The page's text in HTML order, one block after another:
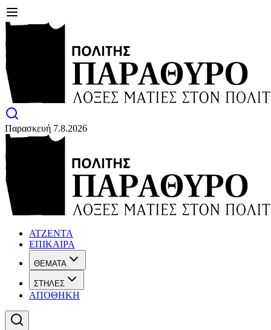
Παρασκευή 7.8.2026
ΑΤΖΕΝΤΑ
ΕΠΙΚΑΙΡΑ
ΘΕΜΑΤΑ
ΣΤΗΛΕΣ
ΑΠΟΘΗΚΗ